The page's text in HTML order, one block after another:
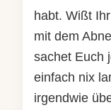
habt. Wißt
mit dem
sachet Euch
einfach nix
irgendwie